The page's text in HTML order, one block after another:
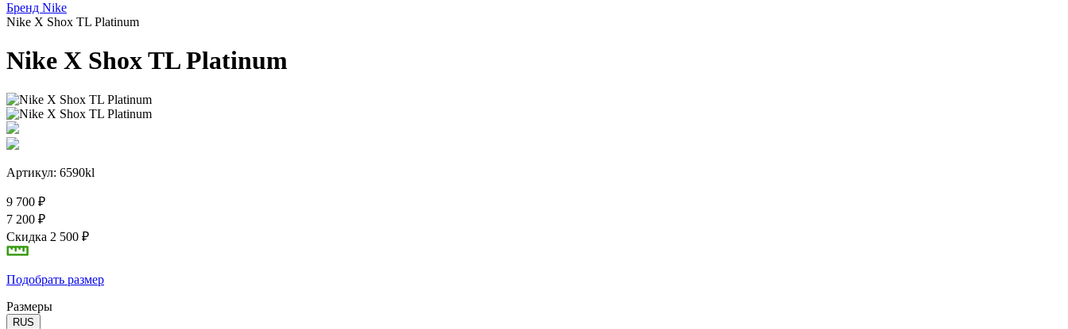
Бренд Nike
Nike X Shox TL Platinum
Nike X Shox TL Platinum
Артикул: 6590kl
9 700 ₽
7 200 ₽
Скидка 2 500 ₽
Подобрать размер
Размеры
RUS